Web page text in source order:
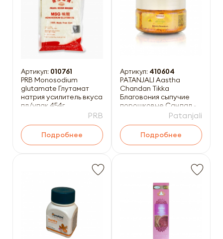
Артикул: 010761
PRB Monosodium
glutamate Глутамат
натрия усилитель вкуса
пл/упак 454г
PRB
Подробнее
Артикул: 410604
PATANJALI Aastha
Chandan Tikka
Благовония сыпучие
порошковые Сандал -
Patanjali
Подробнее